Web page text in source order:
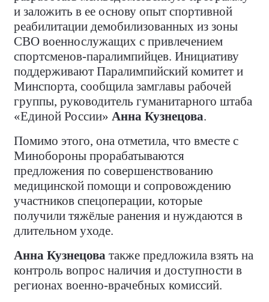
и заложить в ее основу опыт спортивной
реабилитации демобилизованных из зоны
СВО военнослужащих с привлечением
спортсменов-паралимпийцев. Инициативу
поддерживают Паралимпийский комитет и
Минспорта, сообщила замглавы рабочей
группы, руководитель гуманитарного штаба
«Единой России» Анна Кузнецова.
Помимо этого, она отметила, что вместе с
Минобороны прорабатываются
предложения по совершенствованию
медицинской помощи и сопровождению
участников спецоперации, которые
получили тяжёлые ранения и нуждаются в
длительном уходе.
Анна Кузнецова также предложила взять на
контроль вопрос наличия и доступности в
регионах военно-врачебных комиссий.